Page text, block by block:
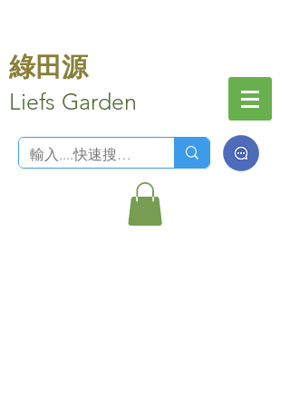
綠田源
Liefs Garden